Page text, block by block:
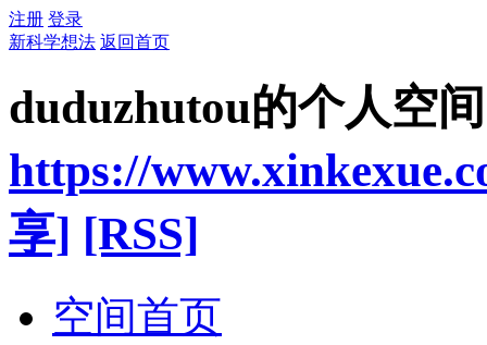
注册 登录
新科学想法 返回首页
duduzhutou的个人空间
https://
享] [RSS]
空间首页